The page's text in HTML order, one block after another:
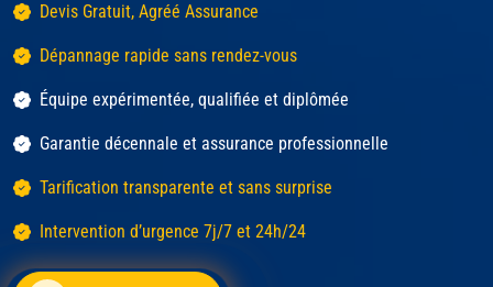
Devis Gratuit, Agréé Assurance
Dépannage rapide sans rendez-vous
Équipe expérimentée, qualifiée et diplômée
Garantie décennale et assurance professionnelle
Tarification transparente et sans surprise
Intervention d’urgence 7j/7 et 24h/24